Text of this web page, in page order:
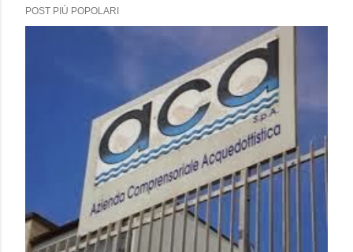
POST PIÙ POPOLARI